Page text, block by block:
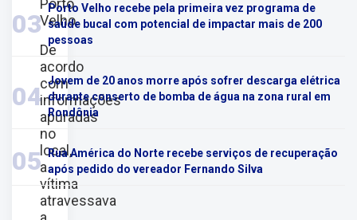
Velho.
De
acordo
com
informações
apuradas
no
local,
a
vítima
atravessava
03
Porto Velho recebe pela primeira vez programa de
saúde bucal com potencial de impactar mais de 200
pessoas
04
Jovem de 20 anos morre após sofrer descarga elétrica
durante conserto de bomba de água na zona rural em
Rondônia
05 Rua América do Norte recebe serviços de recuperação
após pedido do vereador Fernando Silva